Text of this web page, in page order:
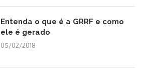
Entenda o que é a GRRF e como
ele é gerado
05/02/2018